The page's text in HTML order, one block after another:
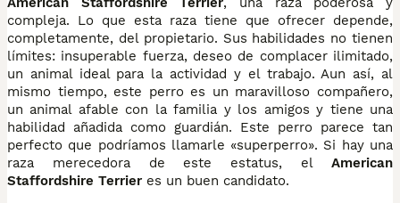
compleja. Lo que esta raza tiene que ofrecer depende,
completamente, del propietario. Sus habilidades no tienen
límites: insuperable fuerza, deseo de complacer ilimitado,
un animal ideal para la actividad y el trabajo. Aun así, al
mismo tiempo, este perro es un maravilloso compañero,
un animal afable con la familia y los amigos y tiene una
habilidad añadida como guardián. Este perro parece tan
perfecto que podríamos llamarle «superperro». Si hay una
raza merecedora de este estatus, el American
Staffordshire Terrier es un buen candidato.